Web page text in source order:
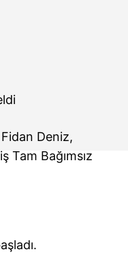
Deniz,
Tam Bağımsız